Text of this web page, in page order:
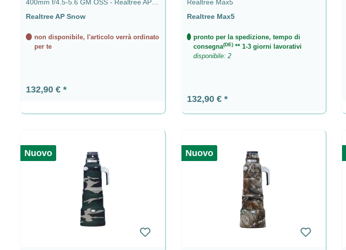
400mm f/4.5-5.6 GM OSS - Realtree AP
Snow
Realtree AP Snow
non disponibile, l'articolo verrà ordinato
per te
Prezzo normale:
132,90 €
Realtree Max5
Realtree Max5
pronto per la spedizione, tempo di
consegna(DE)** 1-3 giorni lavorativi
disponibile: 2
Prezzo normale:
132,90 €
Nuovo Nuovo